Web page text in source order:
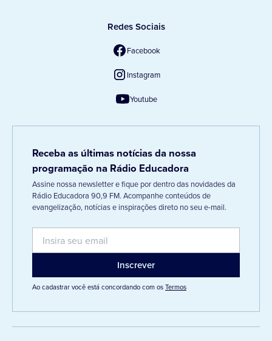
Redes Sociais
Facebook
Instagram
Youtube
Receba as últimas notícias da nossa
programação na Rádio Educadora
Assine nossa newsletter e fique por dentro das novidades da
Rádio Educadora 90,9 FM. Acompanhe conteúdos de
evangelização, notícias e inspirações direto no seu e-mail.
Ao cadastrar você está concordando com osTermos